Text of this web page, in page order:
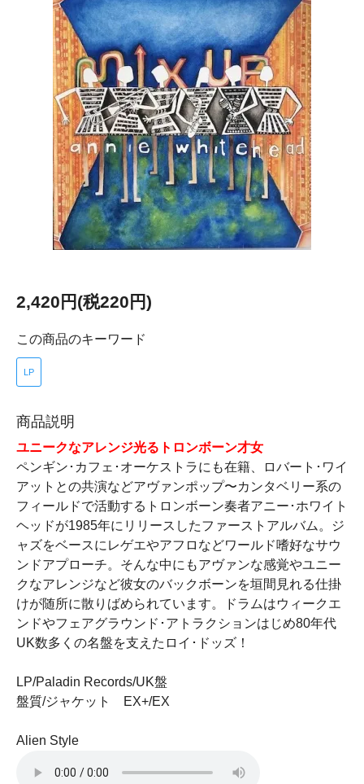
2,420円(税220円)
この商品のキーワード
LP
商品説明
ユニークなアレンジ光るトロンボーン才女
ペンギン･カフェ･オーケストラにも在籍、ロバート･ワイ
アットとの共演などアヴァンポップ〜カンタベリー系の
フィールドで活動するトロンボーン奏者アニー･ホワイト
ヘッドが1985年にリリースしたファーストアルバム。ジ
ャズをベースにレゲエやアフロなどワールド嗜好なサウ
ンドアプローチ。そんな中にもアヴァンな感覚やユニー
クなアレンジなど彼女のバックボーンを垣間見れる仕掛
けが随所に散りばめられています。ドラムはウィークエ
ンドやフェアグラウンド･アトラクションはじめ80年代
UK数多くの名盤を支えたロイ･ドッズ！
LP/Paladin Records/UK盤
盤質/ジャケット EX+/EX
Alien Style